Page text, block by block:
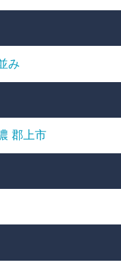
レポーター記事
岐阜
お土産
約サイト「ＶＩＳＩＴ
アウトドア観光キャン
まるごと観光エリアガ
観光データベース
み
郡上市